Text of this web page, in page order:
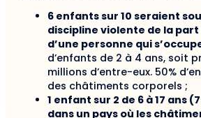
6 enfants sur 10 seraient
discipline violente de la part
d’une personne qui
d’enfants de 2 à 4 ans, soit
millions d’entre-eux. 50%
des châtiments corporels ;
1 enfant sur 2 de 6 à 17 ans
dans un pays où les